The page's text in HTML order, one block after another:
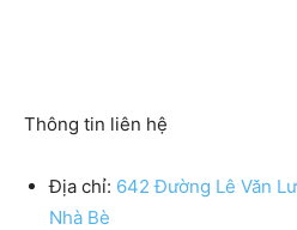
Thông tin liên hệ
Địa chỉ: 642 Đường Lê Văn
Nhà Bè